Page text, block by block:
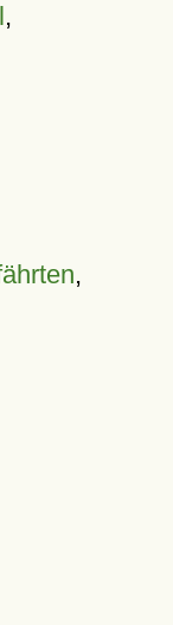
,
,